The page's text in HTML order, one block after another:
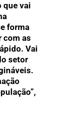
que vai
forma
com as
Vai
setor